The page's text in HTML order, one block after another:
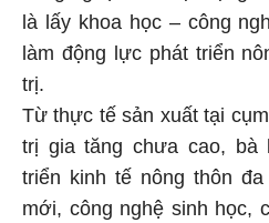
là lấy khoa học – công
làm động lực phát triển
trị.
Từ thực tế sản xuất tại
trị gia tăng chưa cao, bà
triển kinh tế nông thôn
mới, công nghệ sinh học,